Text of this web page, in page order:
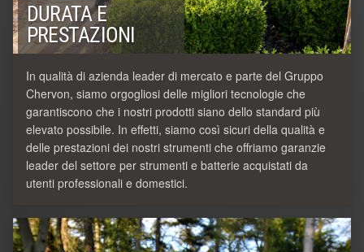
DURATA E
PRESTAZIONI
In qualità di azienda leader di mercato e parte del Gruppo
Chervon, siamo orgogliosi delle migliori tecnologie che
garantiscono che i nostri prodotti siano dello standard più
elevato possibile. In effetti, siamo così sicuri della qualità e
delle prestazioni dei nostri strumenti che offriamo garanzie
leader del settore per strumenti e batterie acquistati da
utenti professionali e domestici.